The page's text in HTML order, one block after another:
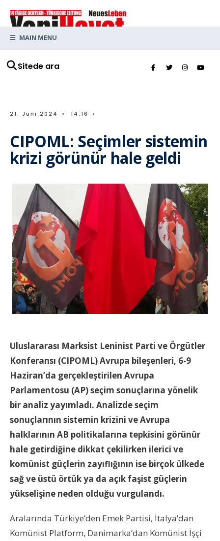
Sitede ara
MAIN MENU
21. Juni 2024 • 14:16 •
CIPOML: Seçimler sistemin
krizi görünür hale geldi
Uluslararası Marksist Leninist Parti ve Örgütler
Konferansı (CIPOML) Avrupa bileşenleri, 6-9
Haziran’da gerçekleştirilen Avrupa
Parlamentosu (AP) seçim sonuçlarına yönelik
bir analiz yayımladı. Analizde seçim
sonuçlarının sistemin krizini ve Avrupa
halklarının AB politikalarına tepkisini görünür
hale getirdiğine dikkat çekilirken ilerici ve
komünist güçlerin zayıflığının ise birçok ülkede
sağ ve üstü örtük ya da açık faşist güçlerin
yükselişine neden olduğu vurgulandı.
Aralarında Türkiye’den Emek Partisi, İtalya’dan
Komünist Platform, Danimarka’dan Komünist İşçi